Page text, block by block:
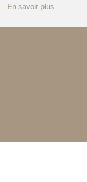
En savoir plus